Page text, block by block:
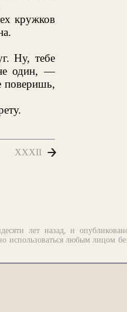
кружков
Ну, тебе
не один, —
поверишь,
XXXII
лет назад, и
использоваться любым лицом